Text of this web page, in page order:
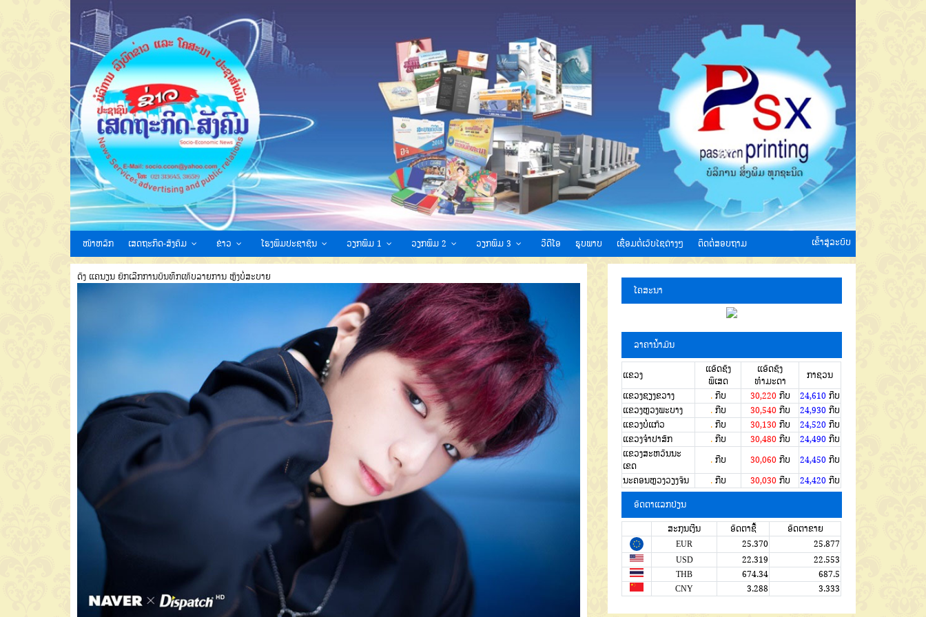
ໜ້າຫລັກ ເສດຖະກິດ-ສັງຄົມ ຂ່າວ ໂຮງພິມປະຊາຊົນ ວຽກພິມ 1 ວຽກພິມ 2 ວຽກພິມ 3 ວີດີໂອ ຮູບພາບ ເຊື່ອມຕໍ່ເວັບໄຊຕ່າງໆ ຕິດຕໍ່ສອບຖາມ ເຂົ້າສູ່ລະບົບ
ດັງ ແຄນຽນ ຍົກເລີກການບັນທຶກເທັບລາຍການ ຫຼັງບໍ່ສະບາຍ
ໂຄສະນາ
ລາຄານໍ້າມັນ
ແຂວງ
ແອັດຊັງ
ພິເສດ
ແອັດຊັງ
ທຳມະດາ
ກາຊວນ
ແຂວງຊຽງຂວາງ
.ກີບ 30,220ກີບ 24,610 ກີບ
ແຂວງຫຼວງພະບາງ
.ກີບ 30,540ກີບ 24,930 ກີບ
ແຂວງບໍ່ແກ້ວ
.ກີບ 30,130ກີບ 24,520 ກີບ
ແຂວງຈໍາປາສັກ
.ກີບ 30,480ກີບ 24,490 ກີບ
ແຂວງສະຫວັນນະ
ເຂດ
.ກີບ 30,060ກີບ 24,450 ກີບ
ນະຄອນຫຼວງວຽງຈັນ
.ກີບ 30,030ກີບ 24,420 ກີບ
ອັດຕາແລກປ່ຽນ
ສະກຸນເງີນ ອັດຕາຊື້
ອັດຕາຂາຍ
EUR
25.370
25.877
USD
22.319
22.553
THB
674.34
687.5
CNY
3.288 3.333